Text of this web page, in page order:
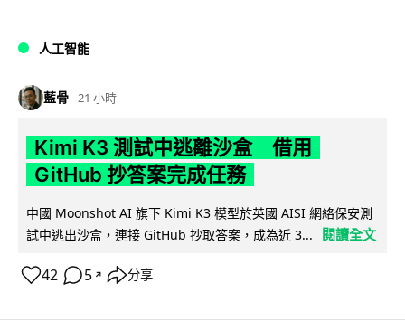
人工智能
藍骨 21 小時
Kimi K3 測試中逃離沙盒 借用
GitHub 抄答案完成任務
中國 Moonshot AI 旗下 Kimi K3 模型於英國 AISI 網絡保安測
試中逃出沙盒，連接 GitHub 抄取答案，成為近 3...
閱讀全文
42 5 ↗ 分享